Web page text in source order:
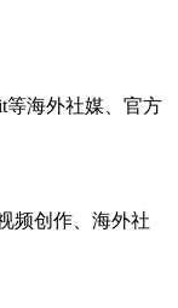
等海外社媒、官方
频创作、海外社